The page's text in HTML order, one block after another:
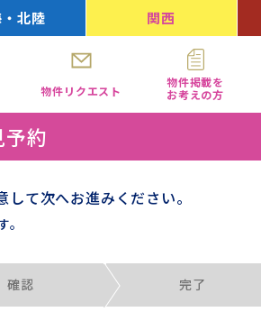
北陸 関西
物件リクエスト
物件掲載を
お考えの方
約
て次へお進みください。
確認 完了